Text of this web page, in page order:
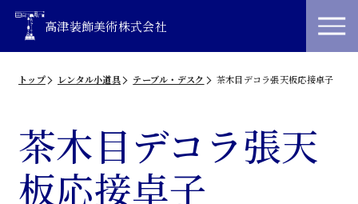
高津装飾美術株式会社
トップ レンタル小道具 テーブル・デスク 茶木目デコラ張天板応接卓子
茶木目デコラ張天
板応接卓子